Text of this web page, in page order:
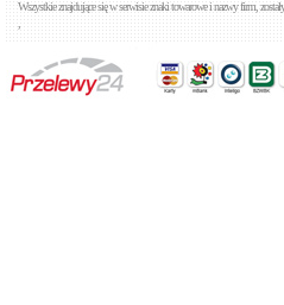
Wszystkie znajdujące się w serwisie znaki towarowe i nazwy firm,